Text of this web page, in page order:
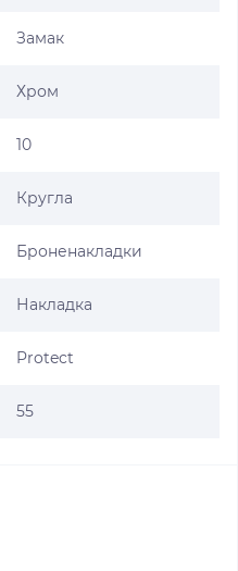
Замак
Хром
10
Кругла
Броненакладки
Накладка
Protect
55